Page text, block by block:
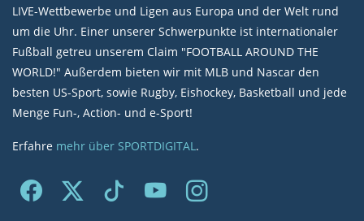
LIVE-Wettbewerbe und Ligen aus Europa und der Welt rund
um die Uhr. Einer unserer Schwerpunkte ist internationaler
Fußball getreu unserem Claim "FOOTBALL AROUND THE
WORLD!" Außerdem bieten wir mit MLB und Nascar den
besten US-Sport, sowie Rugby, Eishockey, Basketball und jede
Menge Fun-, Action- und e-Sport!
Erfahre mehr über SPORTDIGITAL.